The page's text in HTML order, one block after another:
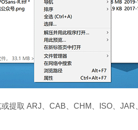
提取 ARJ、CAB、CHM、ISO、